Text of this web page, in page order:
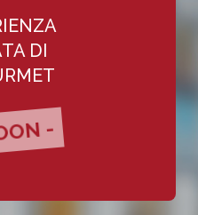
DI
-